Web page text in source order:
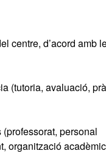
centre, d’acord amb
(tutoria, avaluació,
(professorat, personal
organització